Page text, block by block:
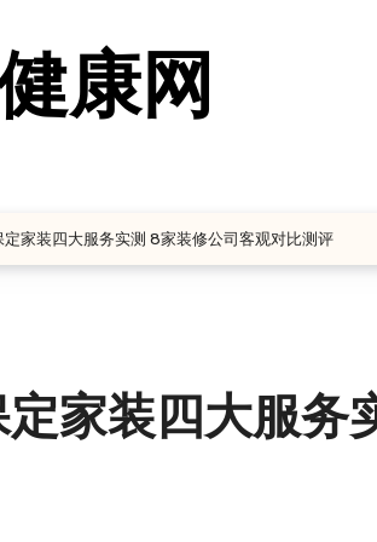
康网
家装四大服务实测 8家装修公司客观对比测评
家装四大服务